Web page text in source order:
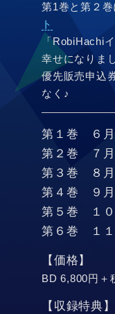
第1巻と第２巻
ト
「RobiHachi
幸せになりま
優先販売申込
なく♪
第１巻 ６月
第２巻 ７月
第３巻 ８月
第４巻 ９月
第５巻 １０
第６巻 １１
【価格】
BD 6,800円＋
【収録特典】